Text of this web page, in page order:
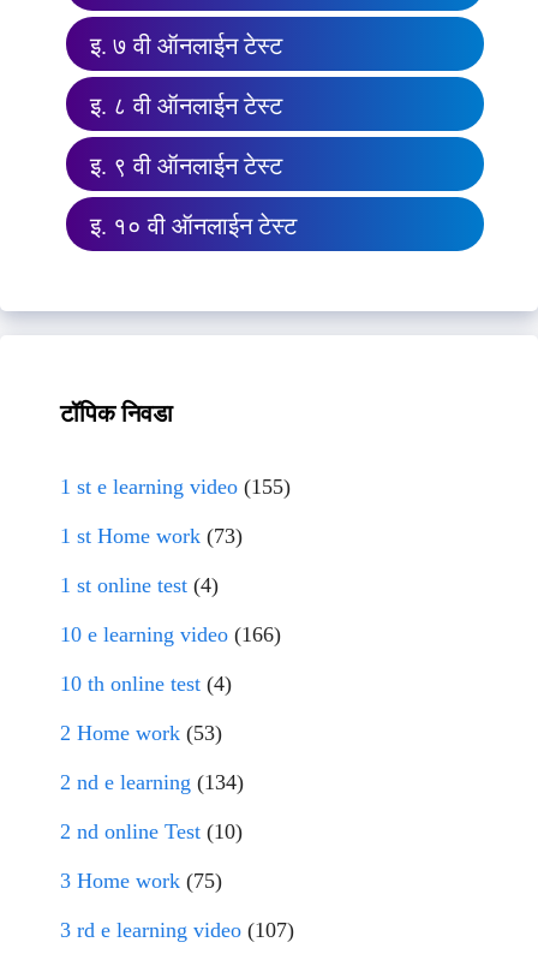
इ. ७ वी ऑनलाईन टेस्ट
इ. ८ वी ऑनलाईन टेस्ट
इ. ९ वी ऑनलाईन टेस्ट
इ. १० वी ऑनलाईन टेस्ट
टॉपिक निवडा
1 st e learning video (155)
1 st Home work (73)
1 st online test (4)
10 e learning video (166)
10 th online test (4)
2 Home work (53)
2 nd e learning (134)
2 nd online Test (10)
3 Home work (75)
3 rd e learning video (107)